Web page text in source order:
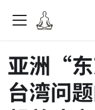
亚洲“
台湾问